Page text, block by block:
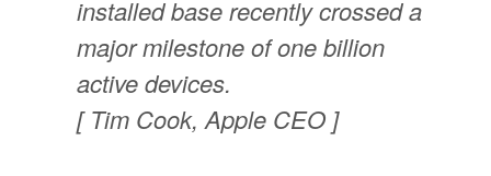
installed base recently crossed a
major milestone of one billion
active devices.
[ Tim Cook, Apple CEO ]